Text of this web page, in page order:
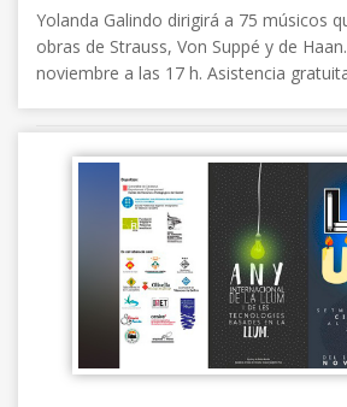
Yolanda Galindo dirigirá a 75 músicos
obras de Strauss, Von Suppé y de
noviembre a las 17 h. Asistencia
Noticias FFE 15/11/2015